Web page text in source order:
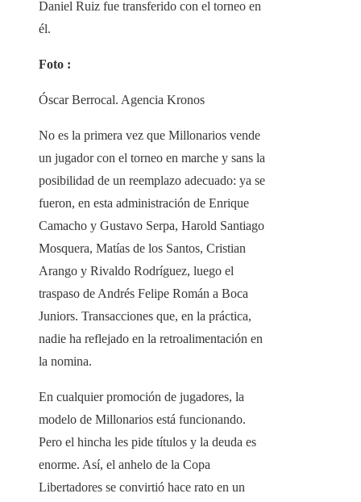
Daniel Ruiz fue transferido con el torneo en
él.
Foto :
Óscar Berrocal. Agencia Kronos
No es la primera vez que Millonarios vende
un jugador con el torneo en marche y sans la
posibilidad de un reemplazo adecuado: ya se
fueron, en esta administración de Enrique
Camacho y Gustavo Serpa, Harold Santiago
Mosquera, Matías de los Santos, Cristian
Arango y Rivaldo Rodríguez, luego el
traspaso de Andrés Felipe Román a Boca
Juniors. Transacciones que, en la práctica,
nadie ha reflejado en la retroalimentación en
la nomina.
En cualquier promoción de jugadores, la
modelo de Millonarios está funcionando.
Pero el hincha les pide títulos y la deuda es
enorme. Así, el anhelo de la Copa
Libertadores se convirtió hace rato en un